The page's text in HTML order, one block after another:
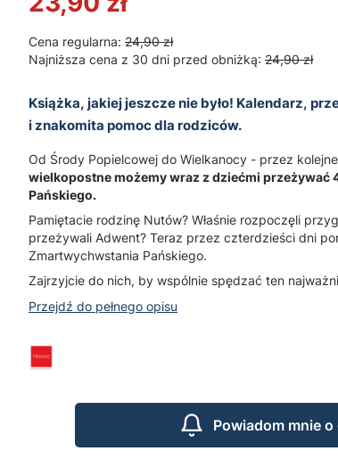
Cena regularna: 24,90 zł
Najniższa cena z 30 dni przed obniżką: 24,90 zł
Książka, jakiej jeszcze nie było! Kalendarz,
i znakomita pomoc dla rodziców.
Od Środy Popielcowej do Wielkanocy - przez
wielkopostne możemy wraz z dziećmi
Pańskiego.
Pamiętacie rodzinę Nutów? Właśnie rozpoczęli
przeżywali Adwent? Teraz przez czterdzieści dni
Zmartwychwstania Pańskiego.
Zajrzyjcie do nich, by wspólnie spędzać ten
Przejdź do pełnego opisu
Powiadom mnie